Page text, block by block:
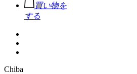
買い物を
する
Chiba